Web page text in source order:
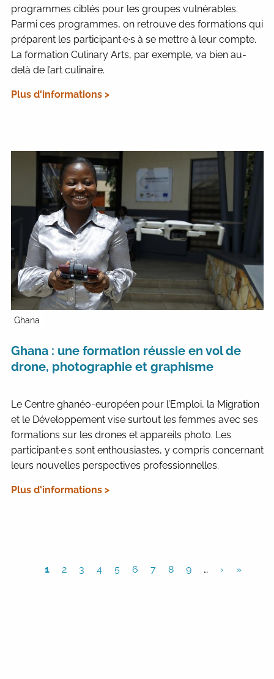
programmes ciblés pour les groupes vulnérables.
Parmi ces programmes, on retrouve des formations qui
préparent les participant·e·s à se mettre à leur compte.
La formation Culinary Arts, par exemple, va bien au-
delà de l’art culinaire.
Plus d'informations >
Ghana
Ghana : une formation réussie en vol de
drone, photographie et graphisme
Le Centre ghanéo-européen pour l’Emploi, la Migration
et le Développement vise surtout les femmes avec ses
formations sur les drones et appareils photo. Les
participant·e·s sont enthousiastes, y compris concernant
leurs nouvelles perspectives professionnelles.
Plus d'informations >
1 2 3 4 5 6 7 8 9 … › »